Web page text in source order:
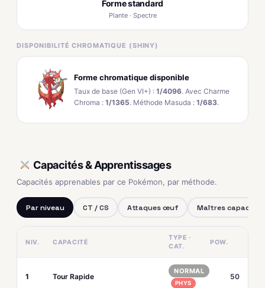
Forme standard
Plante · Spectre
DISPONIBILITÉ CHROMATIQUE (SHINY)
Forme chromatique disponible
Taux de base (Gen VI+) : 1/4096. Avec Charme
Chroma : 1/1365. Méthode Masuda : 1/683.
Capacités & Apprentissages
Capacités apprenables par ce Pokémon, par méthode.
Par niveau CT / CS Attaques œuf Maîtres capacités
NIV. CAPACITÉ
TYPE ·
CAT.
POW.
1 Tour Rapide
NORMAL
PHYS
50